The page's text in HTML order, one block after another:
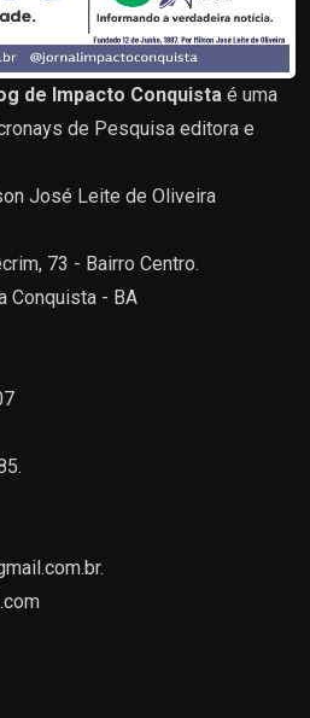
de Impacto Conquista é uma
de Pesquisa editora e
José Leite de Oliveira
73 - Bairro Centro.
Conquista - BA
.